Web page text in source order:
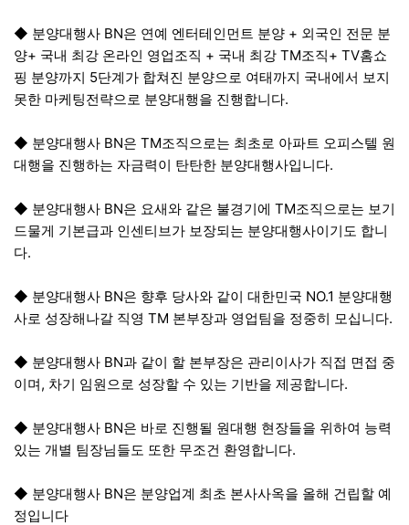
◆ 분양대행사 BN은 연예 엔터테인먼트 분양 + 외국인 전문 분
양+ 국내 최강 온라인 영업조직 + 국내 최강 TM조직+ TV홈쇼
핑 분양까지 5단계가 합쳐진 분양으로 여태까지 국내에서 보지
못한 마케팅전략으로 분양대행을 진행합니다.
◆ 분양대행사 BN은 TM조직으로는 최초로 아파트 오피스텔 원
대행을 진행하는 자금력이 탄탄한 분양대행사입니다.
◆ 분양대행사 BN은 요새와 같은 불경기에 TM조직으로는 보기
드물게 기본급과 인센티브가 보장되는 분양대행사이기도 합니
다.
◆ 분양대행사 BN은 향후 당사와 같이 대한민국 NO.1 분양대행
사로 성장해나갈 직영 TM 본부장과 영업팀을 정중히 모십니다.
◆ 분양대행사 BN과 같이 할 본부장은 관리이사가 직접 면접 중
이며, 차기 임원으로 성장할 수 있는 기반을 제공합니다.
◆ 분양대행사 BN은 바로 진행될 원대행 현장들을 위하여 능력
있는 개별 팀장님들도 또한 무조건 환영합니다.
◆ 분양대행사 BN은 분양업계 최초 본사사옥을 올해 건립할 예
정입니다